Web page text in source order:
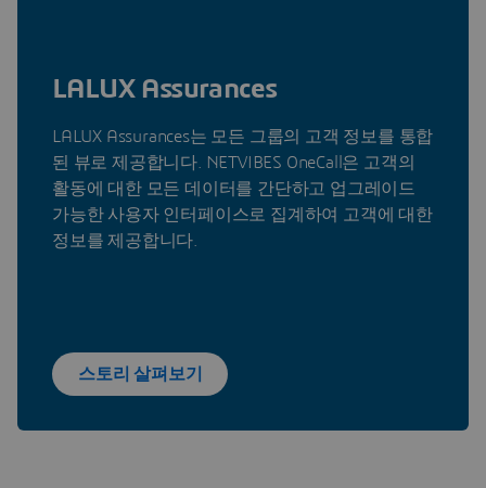
LALUX Assurances
LALUX Assurances는 모든 그룹의 고객 정보를 통합
된 뷰로 제공합니다. NETVIBES OneCall은 고객의
활동에 대한 모든 데이터를 간단하고 업그레이드
가능한 사용자 인터페이스로 집계하여 고객에 대한
정보를 제공합니다.
스토리 살펴보기